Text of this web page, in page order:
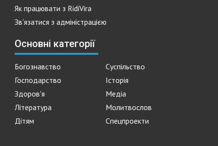
Як працювати з RidiVira
Зв'язатися з адміністрацією
Основні категорії
Богознавство
Суспільство
Господарство
Історія
Здоров'я
Медіа
Література
Молитвослов
Дітям
Спецпроекти